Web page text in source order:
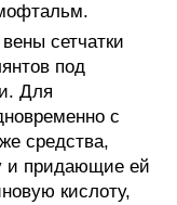
сетчатки
под
Для
с
средства,
и придающие ей
кислоту,